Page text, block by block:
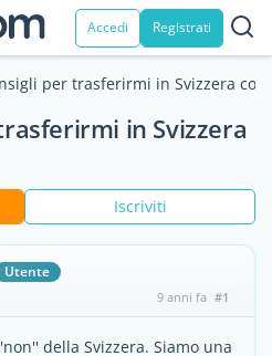
Accedi Registrati
per trasferirmi in Svizzera con
in Svizzera
Iscriviti
Utente
9 anni fa #1
della Svizzera. Siamo una